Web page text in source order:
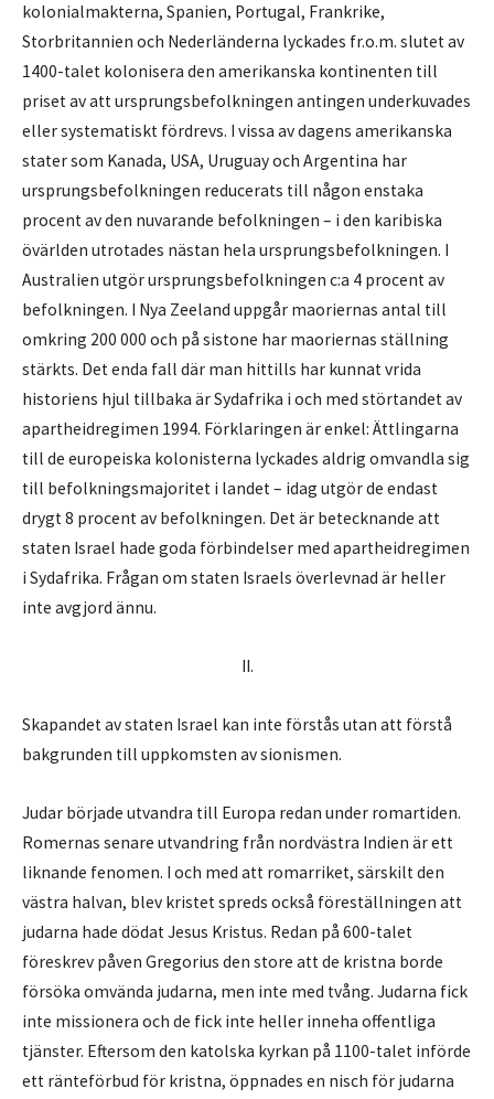
kolonialmakterna, Spanien, Portugal, Frankrike,
Storbritannien och Nederländerna lyckades fr.o.m. slutet av
1400-talet kolonisera den amerikanska kontinenten till
priset av att ursprungsbefolkningen antingen underkuvades
eller systematiskt fördrevs. I vissa av dagens amerikanska
stater som Kanada, USA, Uruguay och Argentina har
ursprungsbefolkningen reducerats till någon enstaka
procent av den nuvarande befolkningen – i den karibiska
övärlden utrotades nästan hela ursprungsbefolkningen. I
Australien utgör ursprungsbefolkningen c:a 4 procent av
befolkningen. I Nya Zeeland uppgår maoriernas antal till
omkring 200 000 och på sistone har maoriernas ställning
stärkts. Det enda fall där man hittills har kunnat vrida
historiens hjul tillbaka är Sydafrika i och med störtandet av
apartheidregimen 1994. Förklaringen är enkel: Ättlingarna
till de europeiska kolonisterna lyckades aldrig omvandla sig
till befolkningsmajoritet i landet – idag utgör de endast
drygt 8 procent av befolkningen. Det är betecknande att
staten Israel hade goda förbindelser med apartheidregimen
i Sydafrika. Frågan om staten Israels överlevnad är heller
inte avgjord ännu.
II.
Skapandet av staten Israel kan inte förstås utan att förstå
bakgrunden till uppkomsten av sionismen.
Judar började utvandra till Europa redan under romartiden.
Romernas senare utvandring från nordvästra Indien är ett
liknande fenomen. I och med att romarriket, särskilt den
västra halvan, blev kristet spreds också föreställningen att
judarna hade dödat Jesus Kristus. Redan på 600-talet
föreskrev påven Gregorius den store att de kristna borde
försöka omvända judarna, men inte med tvång. Judarna fick
inte missionera och de fick inte heller inneha offentliga
tjänster. Eftersom den katolska kyrkan på 1100-talet införde
ett ränteförbud för kristna, öppnades en nisch för judarna